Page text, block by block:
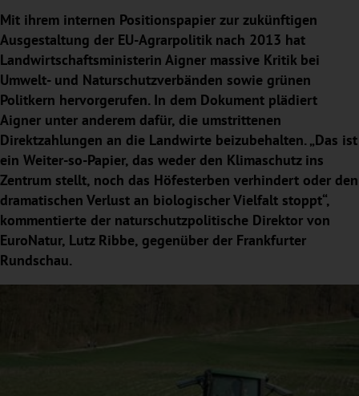
Mit ihrem internen Positionspapier zur zukünftigen
Ausgestaltung der EU-Agrarpolitik nach 2013 hat
Landwirtschaftsministerin Aigner massive Kritik bei
Umwelt- und Naturschutzverbänden sowie grünen
Politkern hervorgerufen. In dem Dokument plädiert
Aigner unter anderem dafür, die umstrittenen
Direktzahlungen an die Landwirte beizubehalten. „Das ist
ein Weiter-so-Papier, das weder den Klimaschutz ins
Zentrum stellt, noch das Höfesterben verhindert oder den
dramatischen Verlust an biologischer Vielfalt stoppt“,
kommentierte der naturschutzpolitische Direktor von
EuroNatur, Lutz Ribbe, gegenüber der Frankfurter
Rundschau.